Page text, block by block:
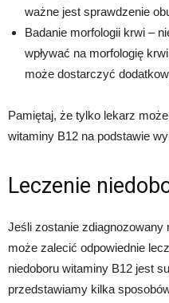
ważne jest sprawdzenie
Badanie morfologii krwi –
wpływać na morfologię
może dostarczyć
Pamiętaj, że tylko lekarz
witaminy B12 na podstawie
Leczenie
Jeśli zostanie zdiagnozowany
może zalecić odpowiednie
niedoboru witaminy B12 jest
przedstawiamy kilka